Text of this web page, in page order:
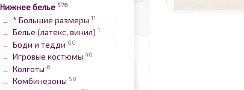
Нижнее белье 576
→ * Большие размеры 11
→ Белье (латекс, винил) 1
→ Боди и тедди 60
→ Игровые костюмы 40
→ Колготы 6
→ Комбинезоны 50